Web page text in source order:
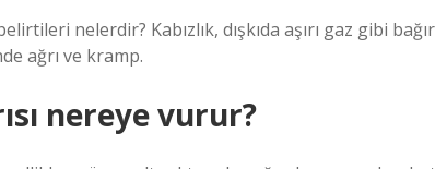
nelerdir? Kabızlık, dışkıda aşırı gaz gibi
ağrı ve kramp.
nereye vurur?